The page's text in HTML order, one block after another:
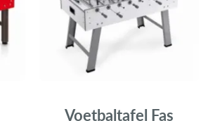
Voetbaltafel Fas